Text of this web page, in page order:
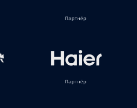
Партнёр
Партнёр